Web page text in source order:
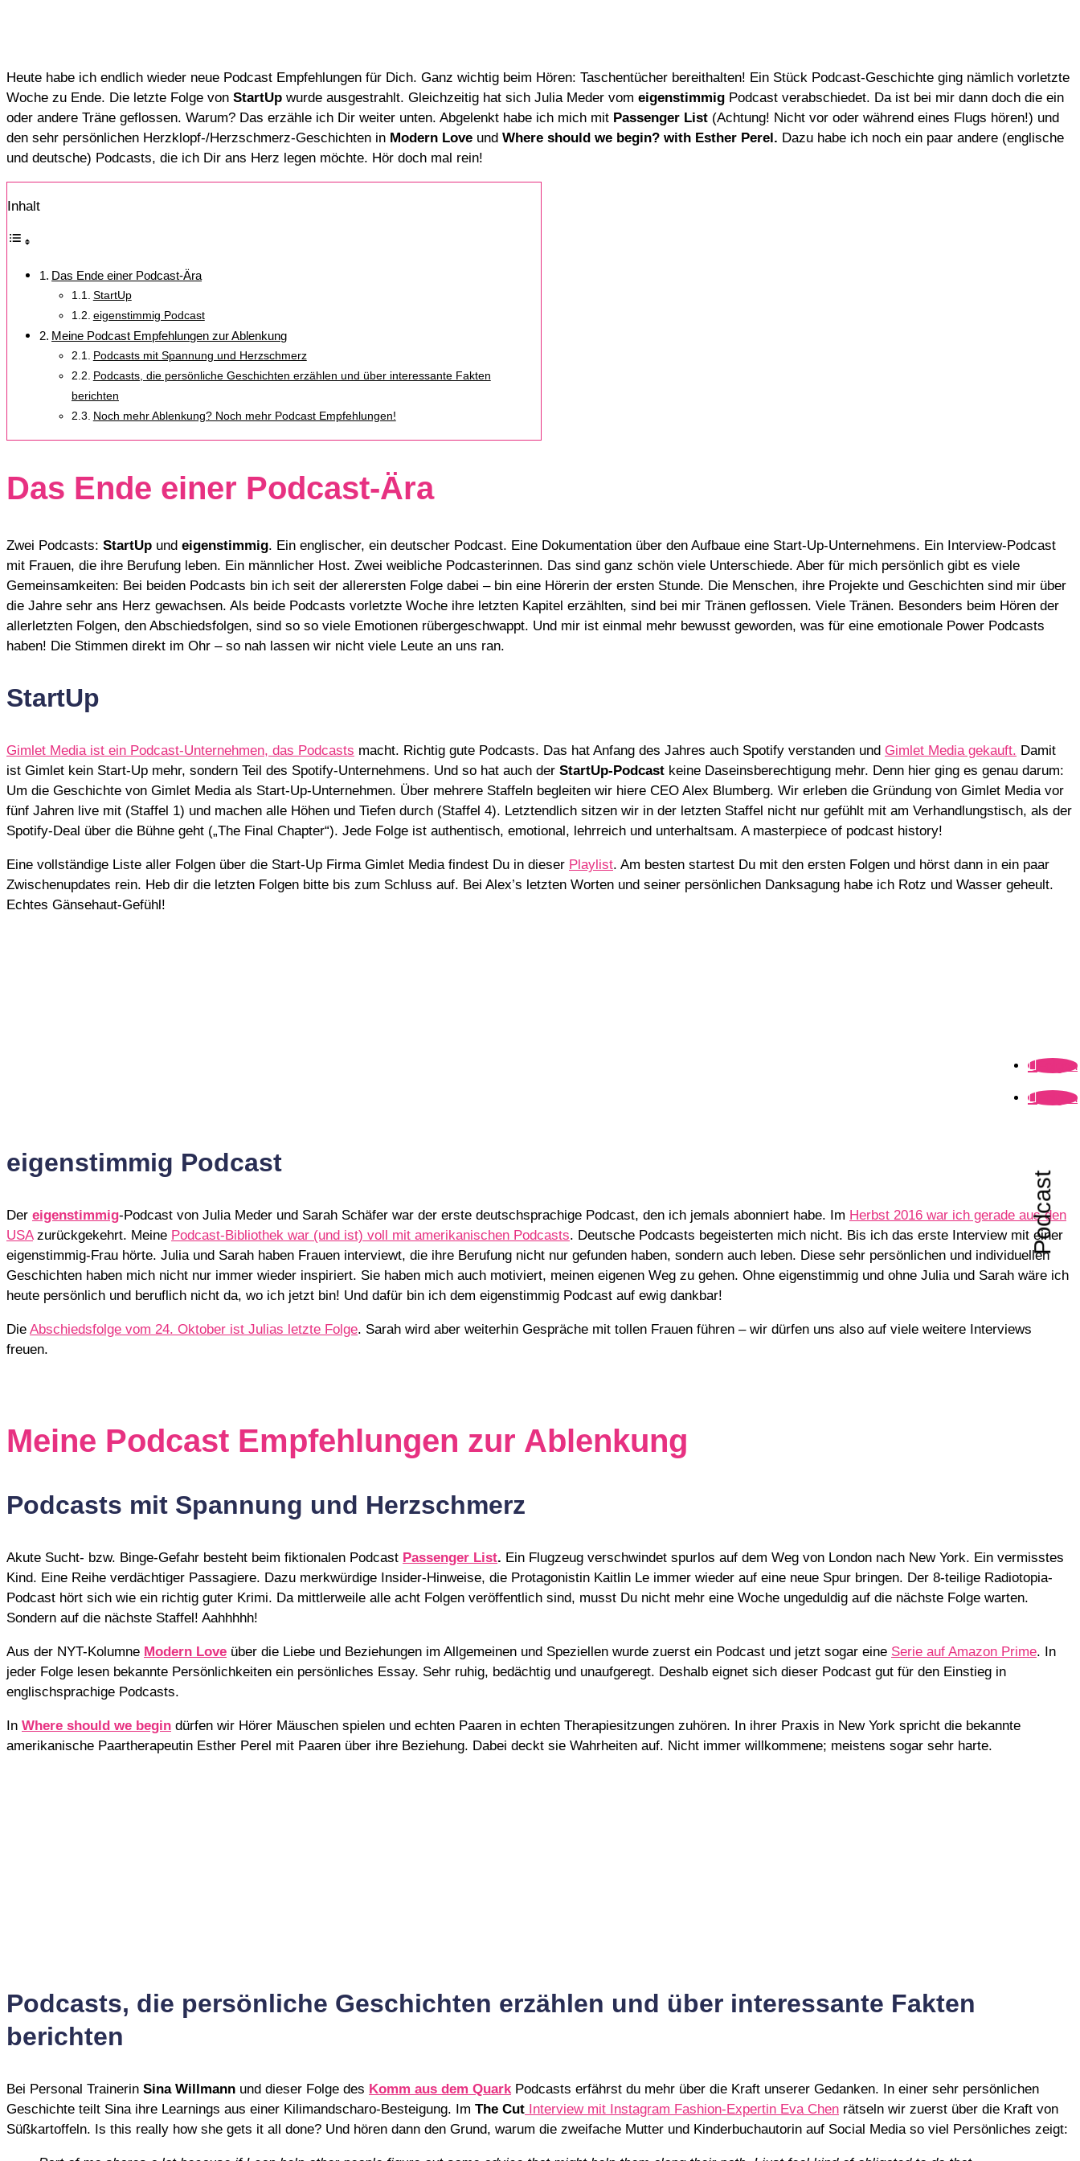
Heute habe ich endlich wieder neue Podcast Empfehlungen für Dich. Ganz wichtig beim Hören: Taschentücher bereithalten! Ein Stück Podcast-Geschichte ging nämlich vorletzte
Woche zu Ende. Die letzte Folge von StartUp wurde ausgestrahlt. Gleichzeitig hat sich Julia Meder vom eigenstimmig Podcast verabschiedet. Da ist bei mir dann doch die ein
oder andere Träne geflossen. Warum? Das erzähle ich Dir weiter unten. Abgelenkt habe ich mich mit Passenger List (Achtung! Nicht vor oder während eines Flugs hören!) und
den sehr persönlichen Herzklopf-/Herzschmerz-Geschichten in Modern Love und Where should we begin? with Esther Perel. Dazu habe ich noch ein paar andere (englische
und deutsche) Podcasts, die ich Dir ans Herz legen möchte. Hör doch mal rein!
Inhalt
Das Ende einer Podcast-Ära
StartUp
eigenstimmig Podcast
Meine Podcast Empfehlungen zur Ablenkung
Podcasts mit Spannung und Herzschmerz
Podcasts, die persönliche Geschichten erzählen und über interessante Fakten
berichten
Noch mehr Ablenkung? Noch mehr Podcast Empfehlungen!
Das Ende einer Podcast-Ära
Zwei Podcasts: StartUp und eigenstimmig. Ein englischer, ein deutscher Podcast. Eine Dokumentation über den Aufbaue eine Start-Up-Unternehmens. Ein Interview-Podcast
mit Frauen, die ihre Berufung leben. Ein männlicher Host. Zwei weibliche Podcasterinnen. Das sind ganz schön viele Unterschiede. Aber für mich persönlich gibt es viele
Gemeinsamkeiten: Bei beiden Podcasts bin ich seit der allerersten Folge dabei – bin eine Hörerin der ersten Stunde. Die Menschen, ihre Projekte und Geschichten sind mir über
die Jahre sehr ans Herz gewachsen. Als beide Podcasts vorletzte Woche ihre letzten Kapitel erzählten, sind bei mir Tränen geflossen. Viele Tränen. Besonders beim Hören der
allerletzten Folgen, den Abschiedsfolgen, sind so so viele Emotionen rübergeschwappt. Und mir ist einmal mehr bewusst geworden, was für eine emotionale Power Podcasts
haben! Die Stimmen direkt im Ohr – so nah lassen wir nicht viele Leute an uns ran.
StartUp
Gimlet Media ist ein Podcast-Unternehmen, das Podcasts macht. Richtig gute Podcasts. Das hat Anfang des Jahres auch Spotify verstanden und Gimlet Media gekauft. Damit
ist Gimlet kein Start-Up mehr, sondern Teil des Spotify-Unternehmens. Und so hat auch der StartUp-Podcast keine Daseinsberechtigung mehr. Denn hier ging es genau darum:
Um die Geschichte von Gimlet Media als Start-Up-Unternehmen. Über mehrere Staffeln begleiten wir hiere CEO Alex Blumberg. Wir erleben die Gründung von Gimlet Media vor
fünf Jahren live mit (Staffel 1) und machen alle Höhen und Tiefen durch (Staffel 4). Letztendlich sitzen wir in der letzten Staffel nicht nur gefühlt mit am Verhandlungstisch, als der
Spotify-Deal über die Bühne geht („The Final Chapter“). Jede Folge ist authentisch, emotional, lehrreich und unterhaltsam. A masterpiece of podcast history!
Eine vollständige Liste aller Folgen über die Start-Up Firma Gimlet Media findest Du in dieser Playlist. Am besten startest Du mit den ersten Folgen und hörst dann in ein paar
Zwischenupdates rein. Heb dir die letzten Folgen bitte bis zum Schluss auf. Bei Alex’s letzten Worten und seiner persönlichen Danksagung habe ich Rotz und Wasser geheult.
Echtes Gänsehaut-Gefühl!
eigenstimmig Podcast
Der eigenstimmig-Podcast von Julia Meder und Sarah Schäfer war der erste deutschsprachige Podcast, den ich jemals abonniert habe. Im Herbst 2016 war ich gerade aus den
USAzurückgekehrt. Meine Podcast-Bibliothek war (und ist) voll mit amerikanischen Podcasts. Deutsche Podcasts begeisterten mich nicht. Bis ich das erste Interview mit einer
eigenstimmig-Frau hörte. Julia und Sarah haben Frauen interviewt, die ihre Berufung nicht nur gefunden haben, sondern auch leben. Diese sehr persönlichen und individuellen
Geschichten haben mich nicht nur immer wieder inspiriert. Sie haben mich auch motiviert, meinen eigenen Weg zu gehen. Ohne eigenstimmig und ohne Julia und Sarah wäre ich
heute persönlich und beruflich nicht da, wo ich jetzt bin! Und dafür bin ich dem eigenstimmig Podcast auf ewig dankbar!
Die Abschiedsfolge vom 24. Oktober ist Julias letzte Folge. Sarah wird aber weiterhin Gespräche mit tollen Frauen führen – wir dürfen uns also auf viele weitere Interviews
freuen.
Meine Podcast Empfehlungen zur Ablenkung
Podcasts mit Spannung und Herzschmerz
Akute Sucht- bzw. Binge-Gefahr besteht beim fiktionalen Podcast Passenger List. Ein Flugzeug verschwindet spurlos auf dem Weg von London nach New York. Ein vermisstes
Kind. Eine Reihe verdächtiger Passagiere. Dazu merkwürdige Insider-Hinweise, die Protagonistin Kaitlin Le immer wieder auf eine neue Spur bringen. Der 8-teilige Radiotopia-
Podcast hört sich wie ein richtig guter Krimi. Da mittlerweile alle acht Folgen veröffentlich sind, musst Du nicht mehr eine Woche ungeduldig auf die nächste Folge warten.
Sondern auf die nächste Staffel! Aahhhhh!
Aus der NYT-Kolumne Modern Love über die Liebe und Beziehungen im Allgemeinen und Speziellen wurde zuerst ein Podcast und jetzt sogar eine Serie auf Amazon Prime. In
jeder Folge lesen bekannte Persönlichkeiten ein persönliches Essay. Sehr ruhig, bedächtig und unaufgeregt. Deshalb eignet sich dieser Podcast gut für den Einstieg in
englischsprachige Podcasts.
In Where should we begin dürfen wir Hörer Mäuschen spielen und echten Paaren in echten Therapiesitzungen zuhören. In ihrer Praxis in New York spricht die bekannte
amerikanische Paartherapeutin Esther Perel mit Paaren über ihre Beziehung. Dabei deckt sie Wahrheiten auf. Nicht immer willkommene; meistens sogar sehr harte.
Podcasts, die persönliche Geschichten erzählen und über interessante Fakten
berichten
Bei Personal Trainerin Sina Willmann und dieser Folge des Komm aus dem Quark Podcasts erfährst du mehr über die Kraft unserer Gedanken. In einer sehr persönlichen
Geschichte teilt Sina ihre Learnings aus einer Kilimandscharo-Besteigung. Im The Cut Interview mit Instagram Fashion-Expertin Eva Chen rätseln wir zuerst über die Kraft von
Süßkartoffeln. Is this really how she gets it all done? Und hören dann den Grund, warum die zweifache Mutter und Kinderbuchautorin auf Social Media so viel Persönliches zeigt:
Folgen
Folgen
Podcast